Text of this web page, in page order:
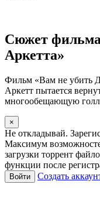
Сюжет
Аркетта»
Фильм «Вам не убить
Аркетт пытается
многообещающую
×
Не откладывай.
Максимум
загрузки торрент
функции после
Войти Создать